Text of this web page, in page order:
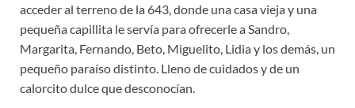
acceder al terreno de la 643, donde una casa vieja y una
pequeña capillita le servía para ofrecerle a Sandro,
Margarita, Fernando, Beto, Miguelito, Lidia y los demás, un
pequeño paraíso distinto. Lleno de cuidados y de un
calorcito dulce que desconocían.